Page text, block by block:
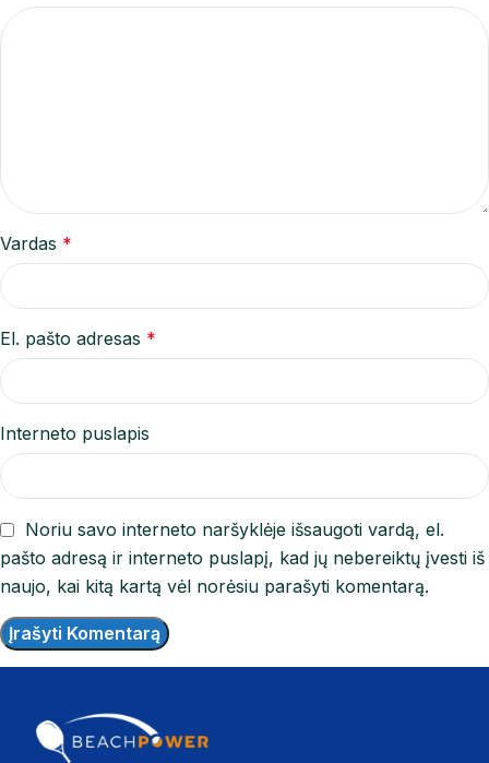
Vardas *
El. pašto adresas *
Interneto puslapis
Noriu savo interneto naršyklėje išsaugoti vardą, el.
pašto adresą ir interneto puslapį, kad jų nebereiktų įvesti iš
naujo, kai kitą kartą vėl norėsiu parašyti komentarą.